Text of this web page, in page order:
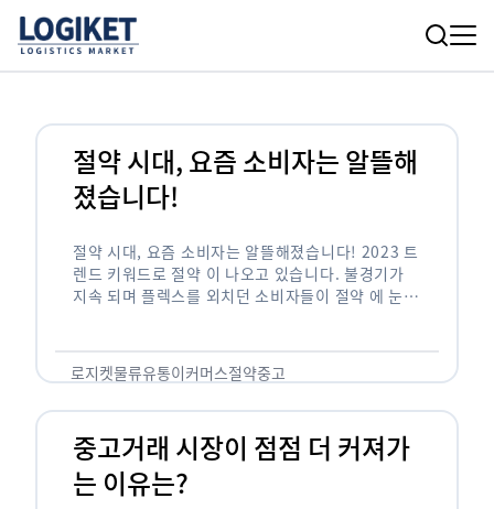
절약 시대, 요즘 소비자는 알뜰해
졌습니다!
절약 시대, 요즘 소비자는 알뜰해졌습니다! 2023 트
렌드 키워드로 절약 이 나오고 있습니다. 불경기가
지속 되며 플렉스를 외치던 소비자들이 절약 에 눈길
로지켓물류유통이커머스절약중고
중고거래 시장이 점점 더 커져가
는 이유는?